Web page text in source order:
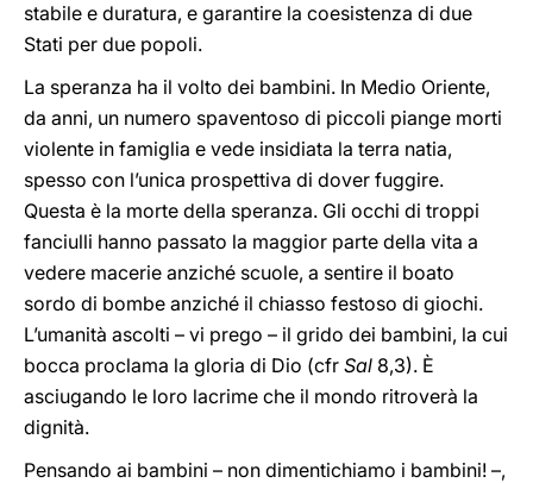
stabile e duratura, e garantire la coesistenza di due
Stati per due popoli.
La speranza ha il volto dei bambini. In Medio Oriente,
da anni, un numero spaventoso di piccoli piange morti
violente in famiglia e vede insidiata la terra natia,
spesso con l’unica prospettiva di dover fuggire.
Questa è la morte della speranza. Gli occhi di troppi
fanciulli hanno passato la maggior parte della vita a
vedere macerie anziché scuole, a sentire il boato
sordo di bombe anziché il chiasso festoso di giochi.
L’umanità ascolti – vi prego – il grido dei bambini, la cui
bocca proclama la gloria di Dio (cfr Sal 8,3). È
asciugando le loro lacrime che il mondo ritroverà la
dignità.
Pensando ai bambini – non dimentichiamo i bambini! –,